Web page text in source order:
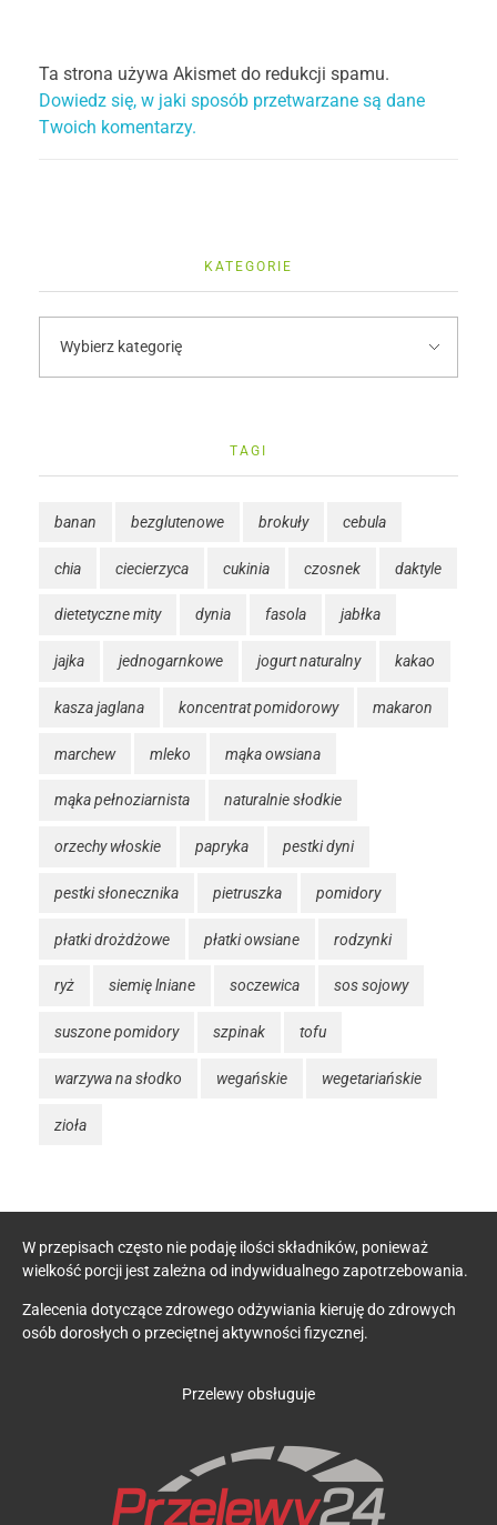
Ta strona używa Akismet do redukcji spamu.
Dowiedz się, w jaki sposób przetwarzane są dane
Twoich komentarzy.
KATEGORIE
TAGI
banan bezglutenowe brokuły cebula
chia ciecierzyca cukinia czosnek daktyle
dietetyczne mity dynia fasola jabłka
jajka jednogarnkowe jogurt naturalny kakao
kasza jaglana koncentrat pomidorowy makaron
marchew mleko mąka owsiana
mąka pełnoziarnista naturalnie słodkie
orzechy włoskie papryka pestki dyni
pestki słonecznika pietruszka pomidory
płatki drożdżowe płatki owsiane rodzynki
ryż siemię lniane soczewica sos sojowy
suszone pomidory szpinak tofu
warzywa na słodko wegańskie wegetariańskie
zioła
W przepisach często nie podaję ilości składników, ponieważ
wielkość porcji jest zależna od indywidualnego zapotrzebowania.
Zalecenia dotyczące zdrowego odżywiania kieruję do zdrowych
osób dorosłych o przeciętnej aktywności fizycznej.
Przelewy obsługuje